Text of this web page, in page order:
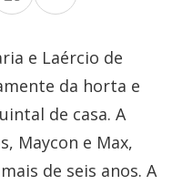
e Laércio de
da horta e
de casa. A
Maycon e Max,
de seis anos. A